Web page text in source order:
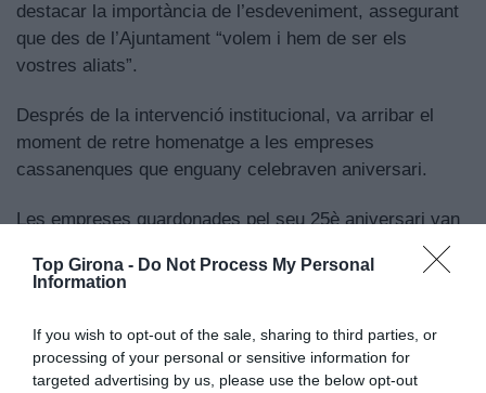
Top Girona - Do Not Process My Personal
Information
If you wish to opt-out of the sale, sharing to third parties, or
processing of your personal or sensitive information for
targeted advertising by us, please use the below opt-out
destacar la importància de l’esdeveniment, assegurant
que des de l’Ajuntament “volem i hem de ser els
vostres aliats”.
Després de la intervenció institucional, va arribar el
moment de retre homenatge a les empreses
cassanenques que enguany celebraven aniversari.
Les empreses guardonades pel seu 25è aniversari van
ser: Adic, Lampisteria Josep Parés Masferrer, Mas
Viader Agrícola, Natur-Porc i Planas Casadevall SCP.
Garolera; i, finalment, l’empresa Rabassedas Surós va
ser distingida pel seu 75è aniversari.